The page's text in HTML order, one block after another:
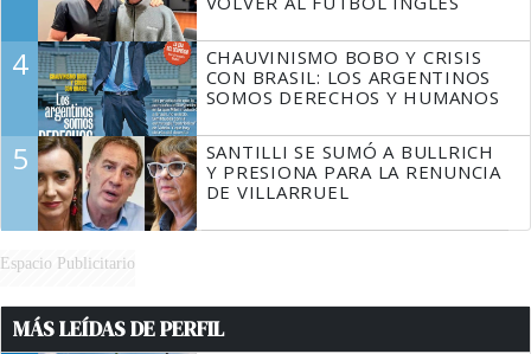
4
CHAUVINISMO BOBO Y CRISIS
CON BRASIL: LOS ARGENTINOS
SOMOS DERECHOS Y HUMANOS
5
SANTILLI SE SUMÓ A BULLRICH
Y PRESIONA PARA LA RENUNCIA
DE VILLARRUEL
Espacio Publicitario
MÁS LEÍDAS DE PERFIL